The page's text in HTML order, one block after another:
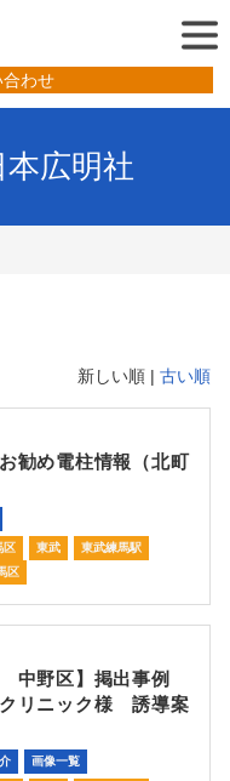
合わせ
本広明社
新しい順 | 古い順
お勧め電柱情報（北町
区 東武
東武練馬駅
区
中野区】掲出事例
クリニック様 誘導案
画像一覧